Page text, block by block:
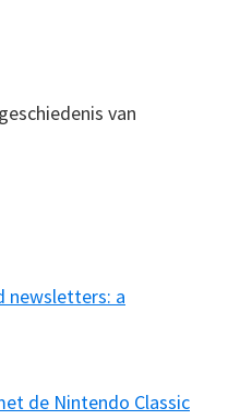
van
newsletters: a
de Nintendo Classic